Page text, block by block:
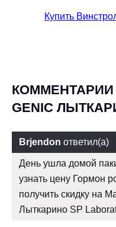
Купить
КОММЕНТАРИИ
GENIC
Brjendon ответил(а)
День ушла домой
узнать цену Гормон
получить скидку на
Лыткарино SP